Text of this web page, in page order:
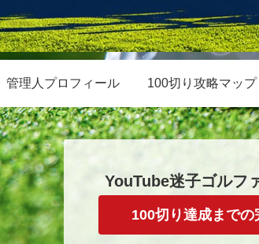
管理人プロフィール 100切り攻略マップ
YouTube迷子ゴルフ
100切り達成まで